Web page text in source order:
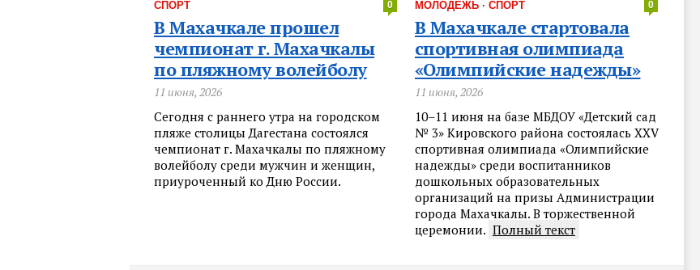
СПОРТ 0
В Махачкале прошел
чемпионат г. Махачкалы
по пляжному волейболу
11 июня, 2026
Сегодня с раннего утра на городском
пляже столицы Дагестана состоялся
чемпионат г. Махачкалы по пляжному
волейболу среди мужчин и женщин,
приуроченный ко Дню России.
МОЛОДЕЖЬ· СПОРТ 0
В Махачкале стартовала
спортивная олимпиада
«Олимпийские надежды»
11 июня, 2026
10–11 июня на базе МБДОУ «Детский сад
№ 3» Кировского района состоялась XXV
спортивная олимпиада «Олимпийские
надежды» среди воспитанников
дошкольных образовательных
организаций на призы Администрации
города Махачкалы. В торжественной
церемонии. Полный текст